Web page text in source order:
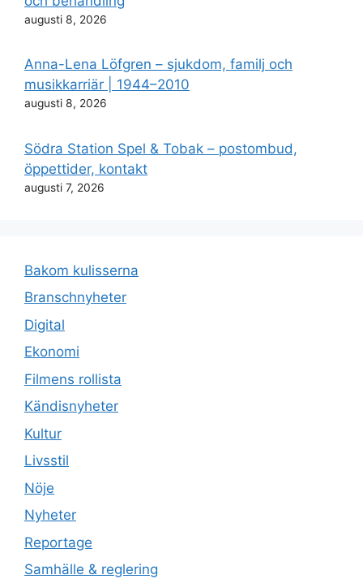
augusti 8, 2026
Anna-Lena Löfgren – sjukdom, familj och
musikkarriär | 1944–2010
augusti 8, 2026
Södra Station Spel & Tobak – postombud,
öppettider, kontakt
augusti 7, 2026
Bakom kulisserna
Branschnyheter
Digital
Ekonomi
Filmens rollista
Kändisnyheter
Kultur
Livsstil
Nöje
Nyheter
Reportage
Samhälle & reglering